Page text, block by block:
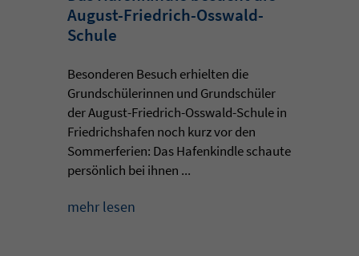
August-Friedrich-Osswald-
Schule
Besonderen Besuch erhielten die
Grundschülerinnen und Grundschüler
der August-Friedrich-Osswald-Schule in
Friedrichshafen noch kurz vor den
Sommerferien: Das Hafenkindle schaute
persönlich bei ihnen ...
mehr lesen